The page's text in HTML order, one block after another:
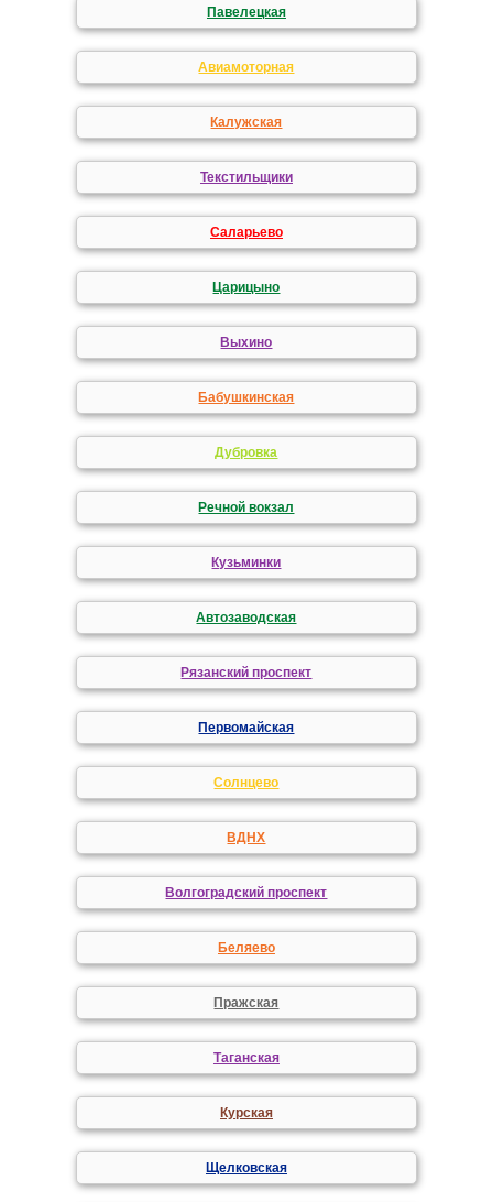
Павелецкая
Авиамоторная
Калужская
Текстильщики
Саларьево
Царицыно
Выхино
Бабушкинская
Дубровка
Речной вокзал
Кузьминки
Автозаводская
Рязанский проспект
Первомайская
Солнцево
ВДНХ
Волгоградский проспект
Беляево
Пражская
Таганская
Курская
Щелковская